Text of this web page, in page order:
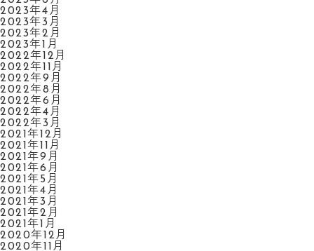
2023年4月
2023年3月
2023年2月
2023年1月
2022年12月
2022年11月
2022年9月
2022年8月
2022年6月
2022年4月
2022年3月
2021年12月
2021年11月
2021年9月
2021年6月
2021年5月
2021年4月
2021年3月
2021年2月
2021年1月
2020年12月
2020年11月